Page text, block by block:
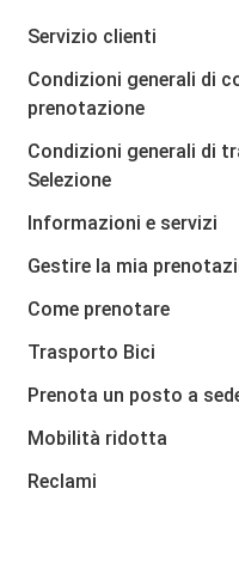
Servizio clienti
Condizioni generali di
prenotazione
Condizioni generali di
Selezione
Informazioni e servizi
Gestire la mia
Come prenotare
Trasporto Bici
Prenota un posto a
Mobilità ridotta
Reclami